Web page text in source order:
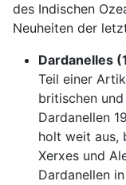
des Indischen
Neuheiten der
Dardanelles
Teil einer
britischen
Dardanellen
holt weit aus,
Xerxes und
Dardanellen